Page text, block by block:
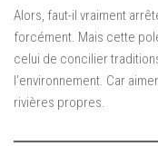
Alors, faut-il vraiment
forcément. Mais cette
celui de concilier
l’environnement. Car
rivières propres.